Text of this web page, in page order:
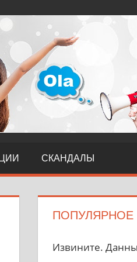
СКАНДАЛЫ
ПОПУЛЯРНОЕ
Извините.